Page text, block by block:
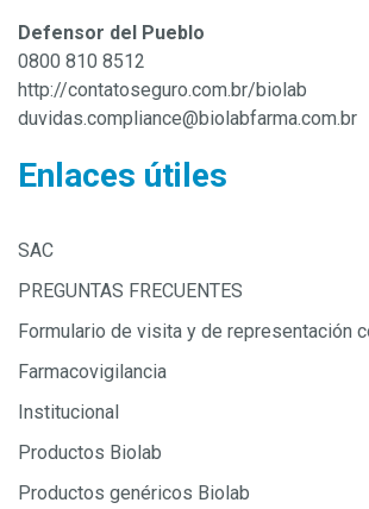
Defensor del Pueblo
0800 810 8512
http://contatoseguro.com.br/biolab
duvidas.compliance@biolabfarma.com.br
Enlaces útiles
SAC
PREGUNTAS FRECUENTES
Formulario de visita y de representación
Farmacovigilancia
Institucional
Productos Biolab
Productos genéricos Biolab